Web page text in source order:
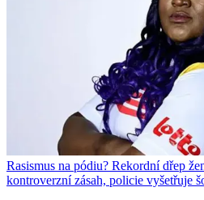
Rasismus na pódiu? Rekordní dřep
kontroverzní zásah, policie vyšetřuje